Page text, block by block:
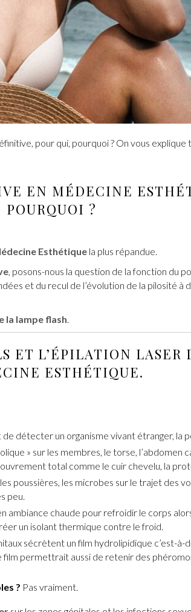
pour qui, pourquoi ? On vous explique
EN MÉDECINE
POURQUOI ?
Esthétique la plus répandue.
, posons-nous la question de la fonction du
et du recul de l’évolution de la pilosité à
la lampe flash.
ET L’ÉPILATION LASER
ESTHÉTIQUE.
détecter un organisme vivant étranger, la
» sur les membres, le torse, l’abdomen
total comme le cuir chevelu, la
poussières, les microbes sur le trajet des
peu.
ambiance chaude pour refroidir le corps
un isolant thermique contre le froid.
sécrètent un film hydrolipidique c’est-à-
permettrait aussi de retenir des
? Pas vraiment.